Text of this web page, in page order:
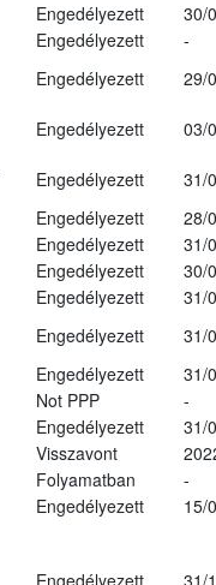
Engedélyezett
30/
Engedélyezett
-
Engedélyezett
29/
Engedélyezett
03/
Engedélyezett
31/
Engedélyezett
28/
Engedélyezett
31/
Engedélyezett
30/
Engedélyezett
31/
Engedélyezett
31/
Engedélyezett
31/
Not PPP
-
Engedélyezett
31/
Visszavont
Folyamatban
-
Engedélyezett
15/